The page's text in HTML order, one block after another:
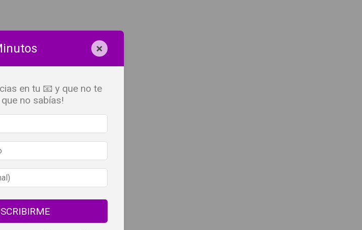
×
en tu 📧 y que no te
no sabías!